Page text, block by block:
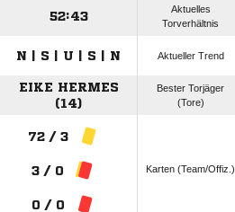
52:43
Aktuelles
Torverhältnis
N | S | U | S | N Aktueller Trend
EIKE HERMES
(14)
Bester Torjäger
(Tore)
72 / 3
3 / 0
0 / 0
Karten (Team/Offiz.)